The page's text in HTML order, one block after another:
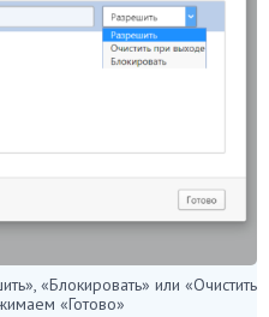
«Блокировать» или «Очистить
«Готово»